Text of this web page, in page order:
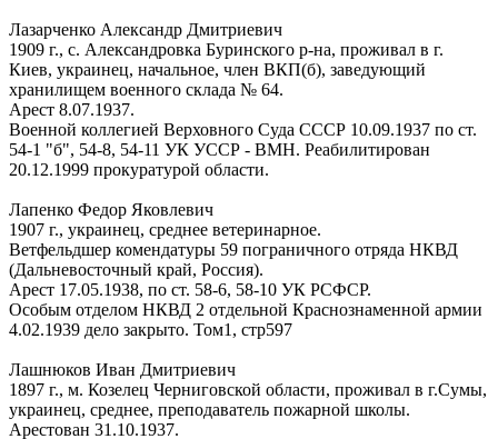
Лазарченко Александр Дмитриевич
1909 г., с. Александровка Буринского р-на, проживал в г.
Киев, украинец, начальное, член ВКП(б), заведующий
хранилищем военного склада № 64.
Арест 8.07.1937.
Военной коллегией Верховного Суда СССР 10.09.1937 по ст.
54-1 "б", 54-8, 54-11 УК УССР - ВМН. Реабилитирован
20.12.1999 прокуратурой области.
Лапенко Федор Яковлевич
1907 г., украинец, среднее ветеринарное.
Ветфельдшер комендатуры 59 пограничного отряда НКВД
(Дальневосточный край, Россия).
Арест 17.05.1938, по ст. 58-6, 58-10 УК РСФСР.
Особым отделом НКВД 2 отдельной Краснознаменной армии
4.02.1939 дело закрыто. Том1, стр597
Лашнюков Иван Дмитриевич
1897 г., м. Козелец Черниговской области, проживал в г.Сумы,
украинец, среднее, преподаватель пожарной школы.
Арестован 31.10.1937.